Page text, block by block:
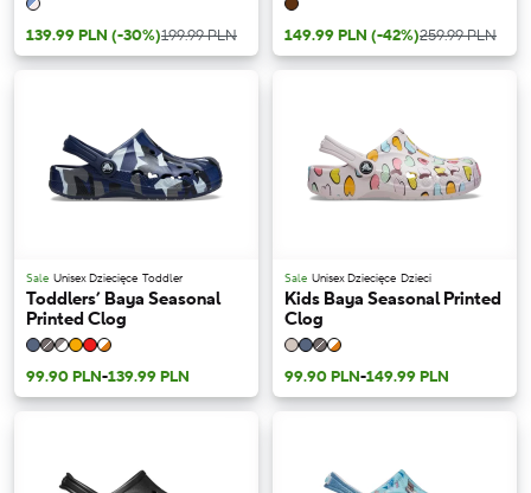
139.99 PLN (-30%)199.99 PLN 149.99 PLN (-42%)259.99 PLN
Sale Unisex Dziecięce Toddler
Toddlers’ Baya Seasonal
Printed Clog
99.90 PLN-139.99 PLN
Sale Unisex Dziecięce Dzieci
Kids Baya Seasonal Printed
Clog
99.90 PLN-149.99 PLN